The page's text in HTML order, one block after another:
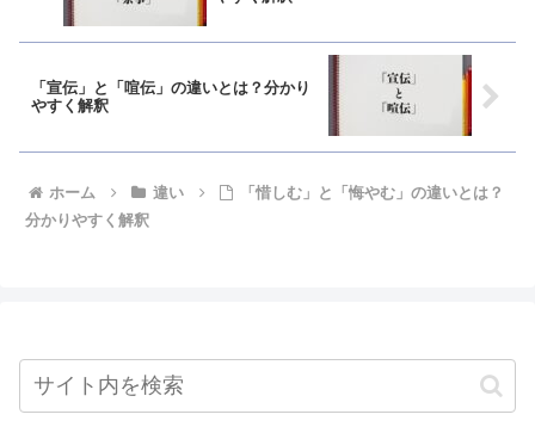
「宣伝」と「喧伝」の違いとは？分かり
やすく解釈
ホーム 違い
「惜しむ」と「悔やむ」の違いとは？
分かりやすく解釈